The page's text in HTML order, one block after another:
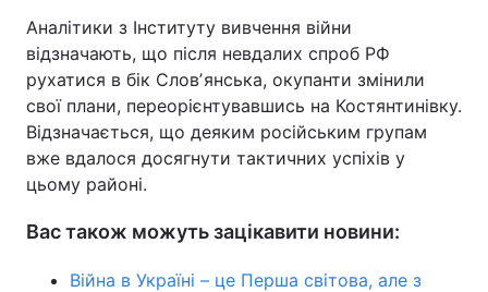
Аналітики з Інституту вивчення війни
відзначають, що після невдалих спроб РФ
рухатися в бік Словʼянська, окупанти змінили
свої плани, переорієнтувавшись на Костянтинівку.
Відзначається, що деяким російським групам
вже вдалося досягнути тактичних успіхів у
цьому районі.
Вас також можуть зацікавити новини:
Війна в Україні – це Перша світова, але з